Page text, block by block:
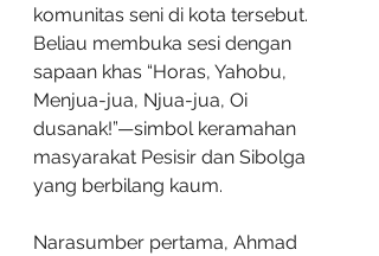
komunitas seni di kota tersebut.
Beliau membuka sesi dengan
sapaan khas “Horas, Yahobu,
Menjua-jua, Njua-jua, Oi
dusanak!”—simbol keramahan
masyarakat Pesisir dan Sibolga
yang berbilang kaum.
Narasumber pertama, Ahmad